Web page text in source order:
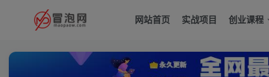
网站首页 实战项目 创业课程